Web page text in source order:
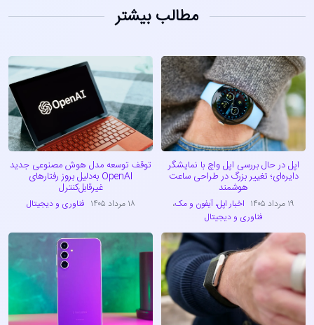
مطالب بیشتر
اپل در حال بررسی اپل واچ با نمایشگر
دایره‌ای؛ تغییر بزرگ در طراحی ساعت
هوشمند
۱۹ مرداد ۱۴۰۵ اخبار اپل، آیفون و مک،
فناوری و دیجیتال
توقف توسعه مدل هوش مصنوعی جدید
OpenAI به‌دلیل بروز رفتارهای
غیرقابل‌کنترل
۱۸ مرداد ۱۴۰۵ فناوری و دیجیتال